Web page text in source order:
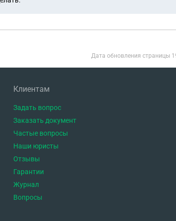
Дата обновления страницы
Клиентам
Задать вопрос
Заказать документ
Частые вопросы
Наши юристы
Отзывы
Гарантии
Журнал
Вопросы